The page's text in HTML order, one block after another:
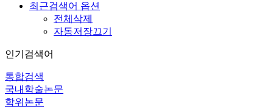
최근검색어 옵션
전체삭제
자동저장끄기
인기검색어
통합검색
국내학술논문
학위논문